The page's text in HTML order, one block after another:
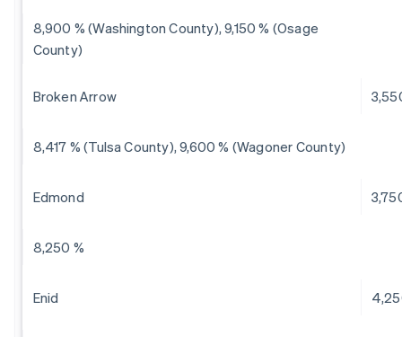
8,900 % (Washington County), 9,150 % (Osage
County)
Broken Arrow
8,417 % (Tulsa County), 9,600 % (Wagoner County)
Edmond
8,250 %
Enid